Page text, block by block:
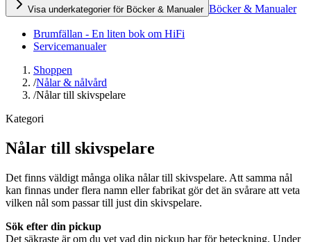
Visa underkategorier för Böcker & Manualer Böcker & Manualer
Brumfällan - En liten bok om HiFi
Servicemanualer
Shoppen
/Nålar & nålvård
/Nålar till skivspelare
Kategori
Nålar till skivspelare
Det finns väldigt många olika nålar till skivspelare. Att samma nål
kan finnas under flera namn eller fabrikat gör det än svårare att veta
vilken nål som passar till just din skivspelare.
Sök efter din pickup
Det säkraste är om du vet vad din pickup har för beteckning. Under